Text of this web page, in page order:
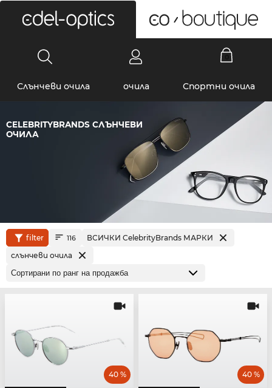
Слънчеви очила очила Спортни очила
CELEBRITYBRANDS СЛЪНЧЕВИ
ОЧИЛА
filter 116
ВСИЧКИ CelebrityBrands МАРКИ
слънчеви очила
40 % 40 %